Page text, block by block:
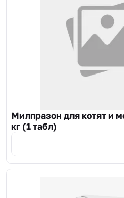
Милпразон для котят и
кг (1 табл)